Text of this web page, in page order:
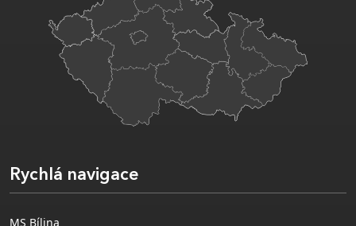
Rychlá navigace
MS Bílina